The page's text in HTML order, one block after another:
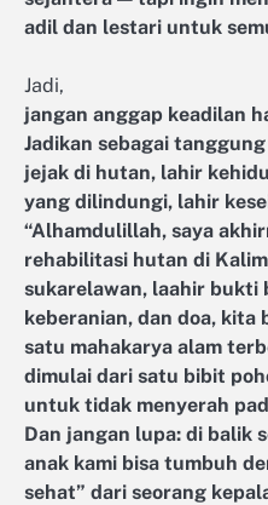
adil dan lestari untuk
Jadi,
jangan anggap keadilan
Jadikan sebagai
jejak di hutan, lahir
yang dilindungi, lahir
“Alhamdulillah, saya
rehabilitasi hutan di
sukarelawan, laahir bukti
keberanian, dan doa, kita
satu mahakarya alam
dimulai dari satu bibit
untuk tidak menyerah
Dan jangan lupa: di balik
anak kami bisa tumbuh
sehat” dari seorang